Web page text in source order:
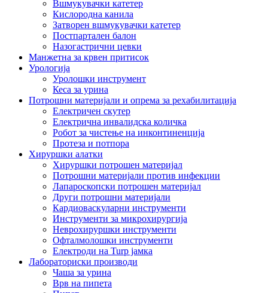
Вшмукувачки катетер
Кислородна канила
Затворен вшмукувачки катетер
Постпартален балон
Назогастрични цевки
Манжетна за крвен притисок
Урологија
Уролошки инструмент
Кеса за урина
Потрошни материјали и опрема за рехабилитација
Електричен скутер
Електрична инвалидска количка
Робот за чистење на инконтиненција
Протеза и потпора
Хируршки алатки
Хируршки потрошен материјал
Потрошни материјали против инфекции
Лапароскопски потрошен материјал
Други потрошни материјали
Кардиоваскуларни инструменти
Инструменти за микрохирургија
Неврохируршки инструменти
Офталмолошки инструменти
Електроди на Turp јамка
Лабораториски производи
Чаша за урина
Врв на пипета